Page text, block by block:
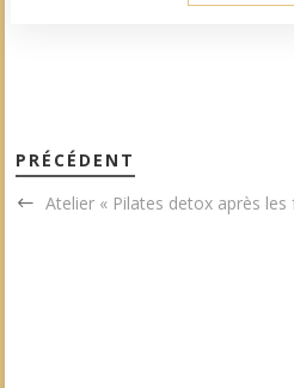
PRÉCÉDENT
Atelier « Pilates detox après les